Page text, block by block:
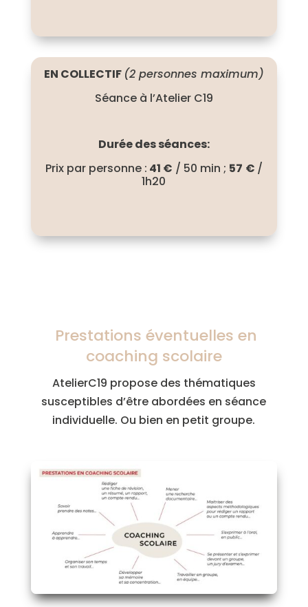
EN COLLECTIF (2 personnes maximum)
Séance à l’Atelier C19
Durée des séances:
Prix par personne : 41 € / 50 min ; 57 € /
1h20
Prestations éventuelles en
coaching scolaire
AtelierC19 propose des thématiques
susceptibles d’être abordées en séance
individuelle. Ou bien en petit groupe.